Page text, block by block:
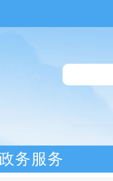
务服务